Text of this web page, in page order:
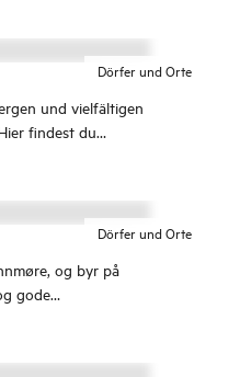
Dörfer und Orte
und vielfältigen
findest du
wo
trifft.
Dörfer und Orte
og byr på
gode
som Fiskå, Syvde